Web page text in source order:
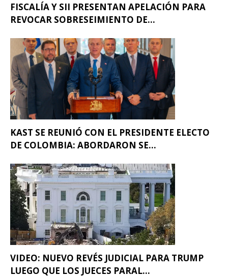
FISCALÍA Y SII PRESENTAN APELACIÓN PARA
REVOCAR SOBRESEIMIENTO DE...
KAST SE REUNIÓ CON EL PRESIDENTE ELECTO
DE COLOMBIA: ABORDARON SE...
VIDEO: NUEVO REVÉS JUDICIAL PARA TRUMP
LUEGO QUE LOS JUECES PARAL...